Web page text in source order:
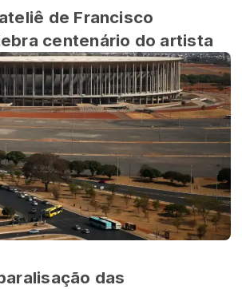
de Francisco
centenário do artista
das